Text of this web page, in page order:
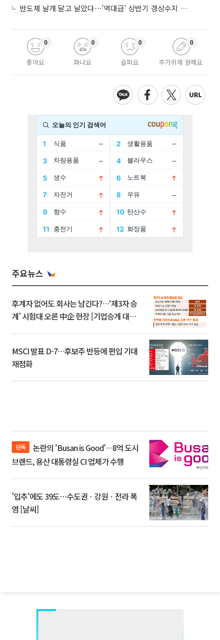
반도체 날개 달고 날았다⋯'역대급' 상반기 경상수지 흑자 2000억달러 육박
좋아요
0
화나요
0
슬퍼요
0
추가취재 원해요
0
주요뉴스
후계자 없어도 회사는 남긴다?…‘제3자 승
계’ 시험대 오른 中企 현장 [기업승계 대전
MSCI 발표 D-7…후보주 반등에 편입 기대
재점화
단독
브랜드, 용산 대통령실 CI 업체가 수행
'입추'에도 39도⋯수도권ㆍ강원ㆍ전라 폭
염 [날씨]